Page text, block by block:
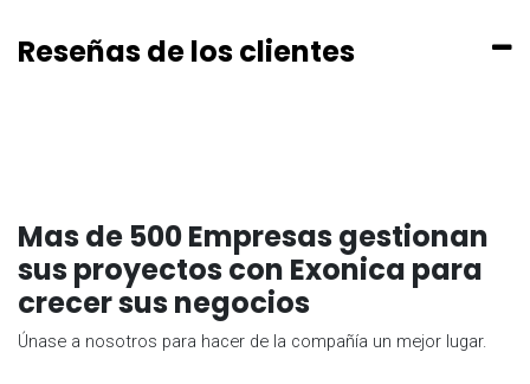
Reseñas de los clientes
Mas de 500 Empresas gestionan
sus proyectos con Exonica para
crecer sus negocios
Únase a nosotros para hacer de la compañía un mejor lugar.